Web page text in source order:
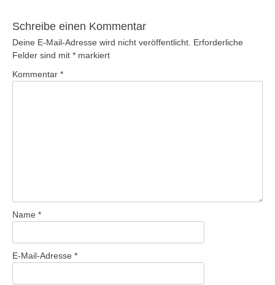
Schreibe einen Kommentar
Deine E-Mail-Adresse wird nicht veröffentlicht. Erforderliche
Felder sind mit * markiert
Kommentar *
Name *
E-Mail-Adresse *